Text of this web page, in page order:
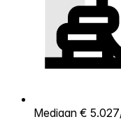
Mediaan €